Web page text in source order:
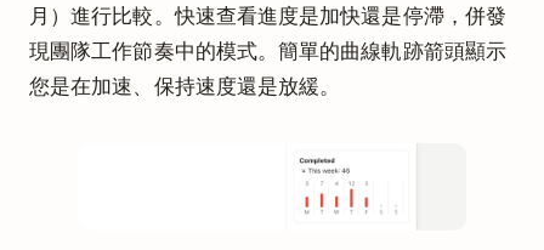
月）進行比較。快速查看進度是加快還是停滯，併發
現團隊工作節奏中的模式。簡單的曲線軌跡箭頭顯示
您是在加速、保持速度還是放緩。